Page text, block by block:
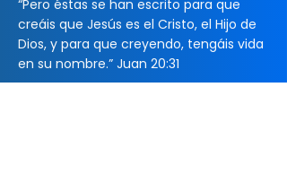
“Pero éstas se han escrito para que
creáis que Jesús es el Cristo, el Hijo de
Dios, y para que creyendo, tengáis vida
en su nombre.” Juan 20:31